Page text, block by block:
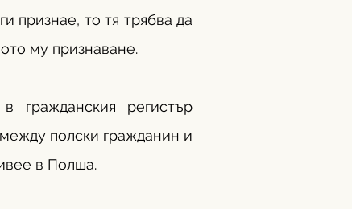
признае, то тя трябва да
му признаване.
регистър
полски гражданин и
в Полша.